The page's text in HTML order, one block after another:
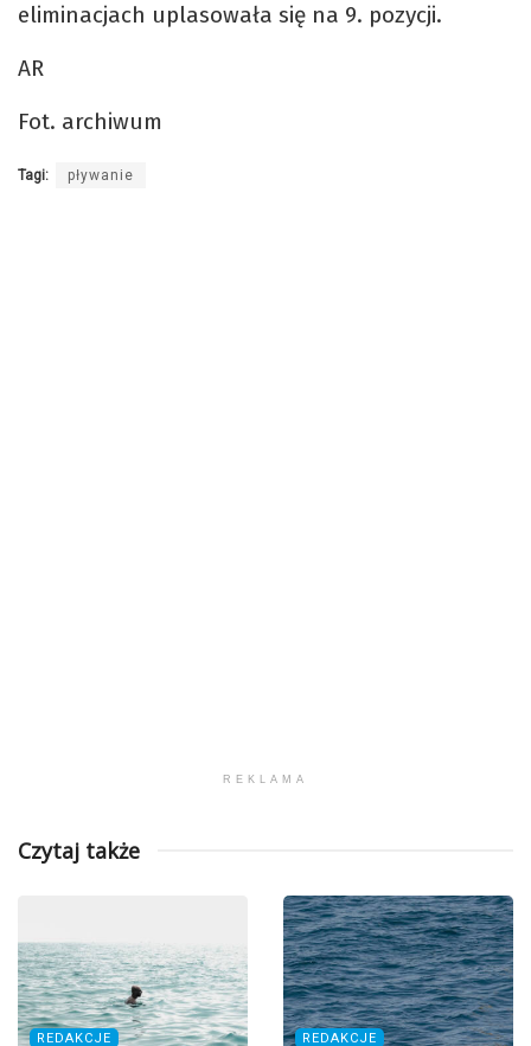
eliminacjach uplasowała się na 9. pozycji.
AR
Fot. archiwum
Tagi: pływanie
REKLAMA
Czytaj także
REDAKCJE REDAKCJE